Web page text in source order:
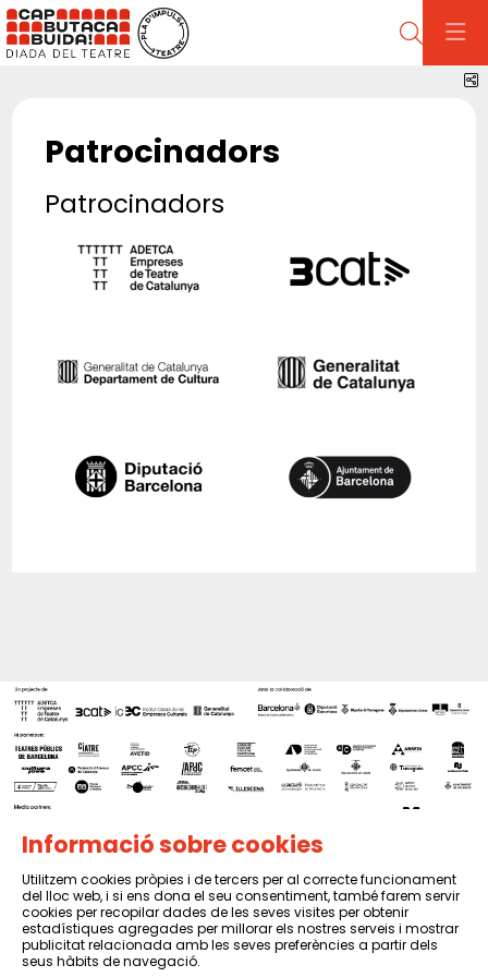
Cerca
Patrocinadors
Patrocinadors
Sitemap | Avís Legal | Política de privacitat | Contactar
Informació sobre cookies
Utilitzem cookies pròpies i de tercers per al correcte funcionament
del lloc web, i si ens dona el seu consentiment, també farem servir
cookies per recopilar dades de les seves visites per obtenir
estadístiques agregades per millorar els nostres serveis i mostrar
publicitat relacionada amb les seves preferències a partir dels
seus hàbits de navegació.